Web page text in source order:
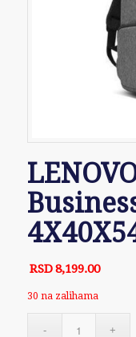
RSD8,199.00
30 na zalihama